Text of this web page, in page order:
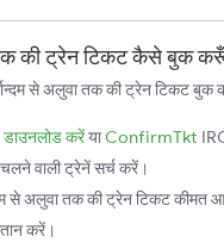
की ट्रेन टिकट कैसे बुक
से अलुवा तक की ट्रेन टिकट बुक
करेंयाConfirmTkt
वाली ट्रेनें सर्च करें।
से अलुवा तक की ट्रेन टिकट कीमत
करें।